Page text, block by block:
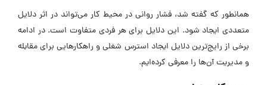
همانطور که گفته شد، فشار روانی در محیط کار می‌تواند در اثر دلایل
متعددی ایجاد شود. این دلایل برای هر فردی متفاوت است. در ادامه
برخی از رایج‌ترین دلایل ایجاد استرس شغلی و راهکارهایی برای مقابله
و مدیریت آن‌ها را معرفی کرده‌ایم.